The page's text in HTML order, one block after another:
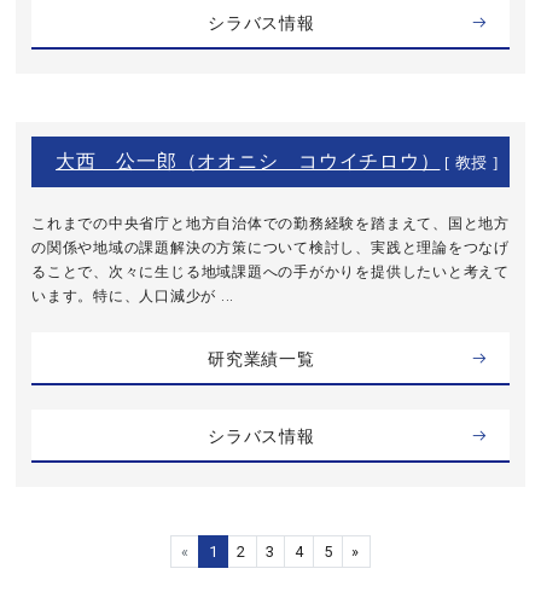
シラバス情報
大西 公一郎（オオニシ コウイチロウ） [ 教授 ]
これまでの中央省庁と地方自治体での勤務経験を踏まえて、国と地方
の関係や地域の課題解決の方策について検討し、実践と理論をつなげ
ることで、次々に生じる地域課題への手がかりを提供したいと考えて
います。特に、人口減少が ...
研究業績一覧
シラバス情報
« 1 2 3 4 5 »